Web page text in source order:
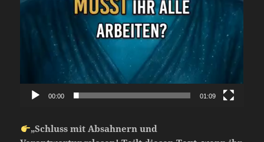
00:00 01:09
„Schluss mit Absahnern und